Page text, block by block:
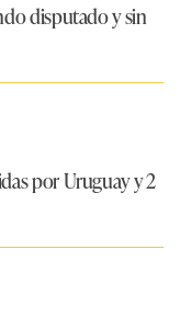
disputado y sin
por Uruguay y 2